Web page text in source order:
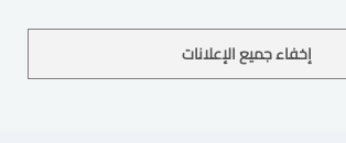
إخفاء جميع الإعلانات